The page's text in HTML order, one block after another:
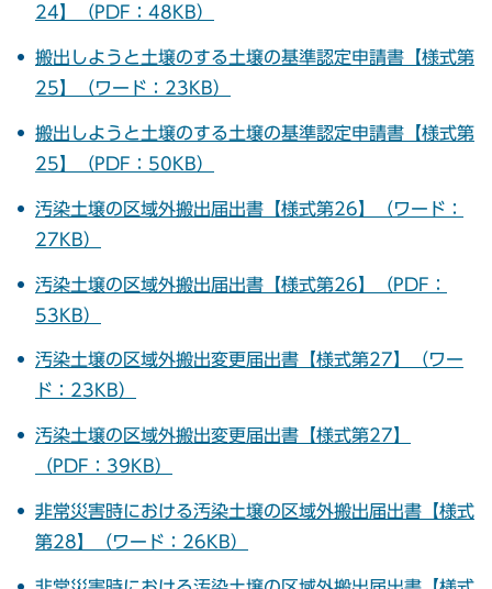
24】（PDF：48KB）
搬出しようと土壌のする土壌の基準認定申請書【様式第
25】（ワード：23KB）
搬出しようと土壌のする土壌の基準認定申請書【様式第
25】（PDF：50KB）
汚染土壌の区域外搬出届出書【様式第26】（ワード：
27KB）
汚染土壌の区域外搬出届出書【様式第26】（PDF：
53KB）
汚染土壌の区域外搬出変更届出書【様式第27】（ワー
ド：23KB）
汚染土壌の区域外搬出変更届出書【様式第27】
（PDF：39KB）
非常災害時における汚染土壌の区域外搬出届出書【様式
第28】（ワード：26KB）